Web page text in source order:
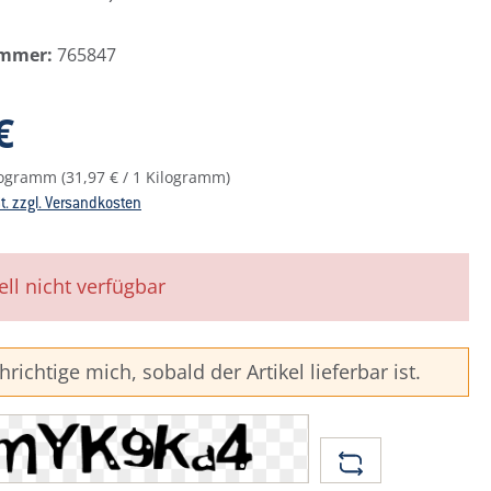
765847
(31,97 € / 1 Kilogramm)
zzgl. Versandkosten
nicht verfügbar
mich, sobald der Artikel lieferbar ist.